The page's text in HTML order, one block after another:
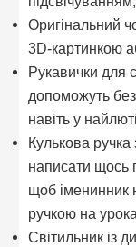
Оригінальний
3D-картинкою
Рукавички для
допоможуть
навіть у
Кулькова
написати щось
щоб іменинник
ручкою на
Світильник із